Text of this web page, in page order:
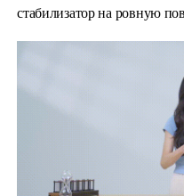
стабилизатор на ровную